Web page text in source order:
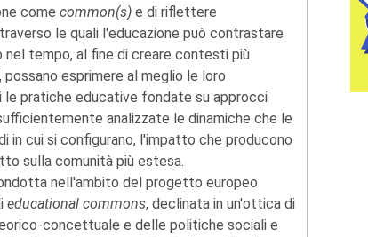
come common(s) e di riflettere
le quali l'educazione può contrastare
nel tempo, al fine di creare contesti più
esprimere al meglio le loro
pratiche educative fondate su approcci
analizzate le dinamiche che le
in cui si configurano, l'impatto che producono
sulla comunità più estesa.
nell'ambito del progetto europeo
educational commons, declinata in un'ottica di
concettuale e delle politiche sociali e